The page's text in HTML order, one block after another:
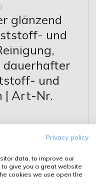
glänzend
und
dauerhafter
und
| Art-Nr.
Privacy policy
data, to improve our
give you a great website
cookies we use open the